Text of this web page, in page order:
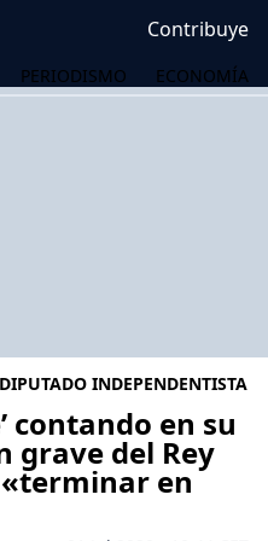
Contribuye
PERIODISMO ECONOMÍA
INDEPENDENTISTA
contando en su
grave del Rey
en